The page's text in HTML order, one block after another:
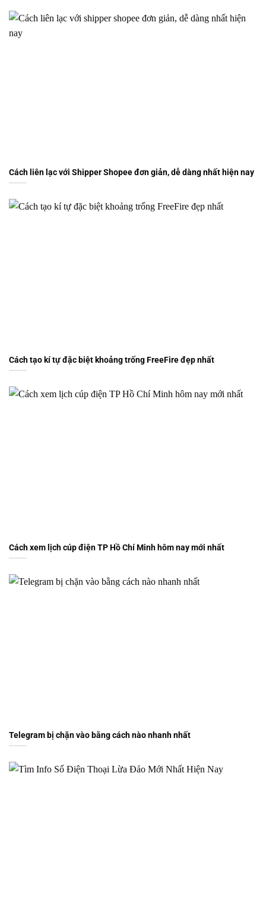
Cách liên lạc với Shipper Shopee đơn giản, dễ dàng nhất hiện nay
Cách tạo kí tự đặc biệt khoảng trống FreeFire đẹp nhất
Cách xem lịch cúp điện TP Hồ Chí Minh hôm nay mới nhất
Telegram bị chặn vào bằng cách nào nhanh nhất